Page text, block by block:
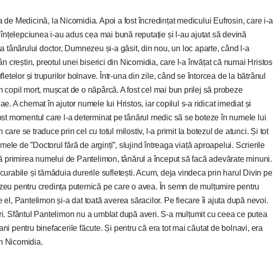
de Medicină, la Nicomidia. Apoi a fost încredințat medicului Eufrosin, care i-a
i-au adus cea mai bună reputație și l-au ajutat să devină
tânărului doctor, Dumnezeu și-a găsit, din nou, un loc aparte, când l-a
creștin, preotul unei biserici din Nicomidia, care l-a învățat că numai Hristos
și trupurilor bolnave. Într-una din zile, când se întorcea de la bătrânul
copil mort, mușcat de o năpârcă. A fost cel mai bun prilej să probeze
A chemat în ajutor numele lui Hristos, iar copilul s-a ridicat imediat și
momentul care l-a determinat pe tânărul medic să se boteze în numele lui
care se traduce prin cel cu totul milostiv, l-a primit la botezul de atunci. Și tot
de ”Doctorul fără de arginți”, slujind întreaga viață aproapelui. Scrierile
primirea numelui de Pantelimon, tânărul a început să facă adevărate minuni.
și tămăduia durerile sufletești. Acum, deja vindeca prin harul Divin pe
pentru credința puternică pe care o avea. În semn de mulțumire pentru
el, Pantelimon și-a dat toată averea săracilor. Pe fiecare îi ajuta după nevoi.
Sfântul Pantelimon nu a umblat după averi. S-a mulțumit cu ceea ce putea
pentru binefacerile făcute. Și pentru că era tot mai căutat de bolnavi, era
Nicomidia.